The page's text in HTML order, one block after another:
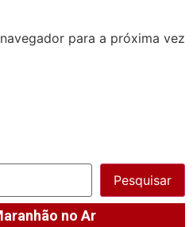
para a próxima vez
Pesquisar
no Ar